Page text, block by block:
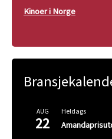
Kinoer i Norge
AUG
22
Heldags